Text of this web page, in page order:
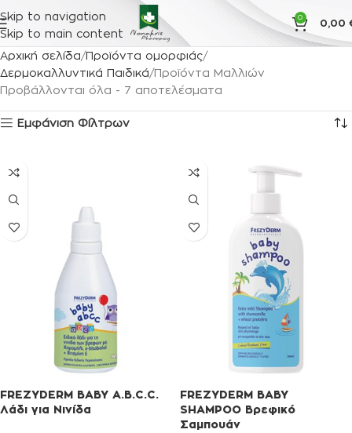
Skip to navigation
Skip to main content
0
0,00
Αρχική σελίδα Προϊόντα ομορφιάς
Δερμοκαλλυντικά Παιδικά Προϊόντα Μαλλιών
Προβάλλονται όλα - 7 αποτελέσματα
Εμφάνιση Φίλτρων
FREZYDERM BABY A.B.C.C.
Λάδι για Νινίδα
FREZYDERM BABY
SHAMPOO Βρεφικό
Σαμπουάν